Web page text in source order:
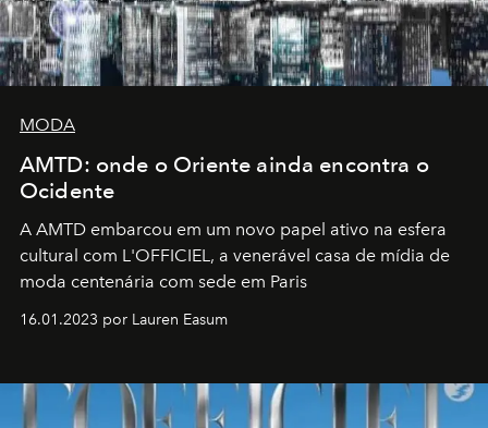
MODA
AMTD: onde o Oriente ainda encontra o
Ocidente
A AMTD embarcou em um novo papel ativo na esfera
cultural com L'OFFICIEL, a venerável casa de mídia de
moda centenária com sede em Paris
16.01.2023 por Lauren Easum